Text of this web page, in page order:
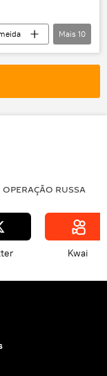
Mais 10
OPERAÇÃO RUSSA
Kwai